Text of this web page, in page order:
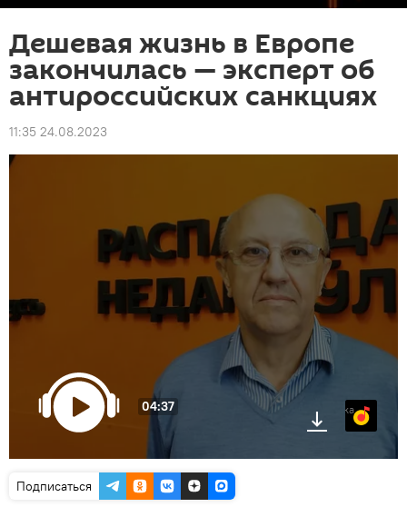
Дешевая жизнь в Европе
закончилась — эксперт об
антироссийских санкциях
11:35 24.08.2023
04:37 Яндекс.Музыка
Подписаться